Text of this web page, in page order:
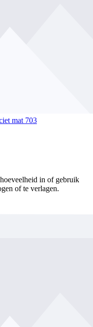
mat 703
in of gebruik
of te verlagen.